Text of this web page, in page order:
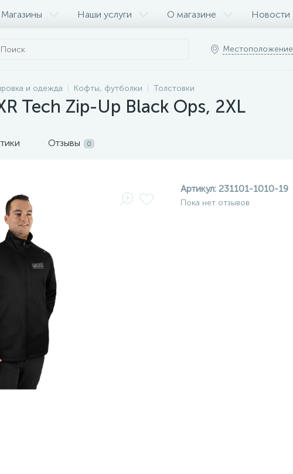
Магазины Наши услуги О магазине Новости
Местоположение
и одежда Кофты, футболки Толстовки
Tech Zip-Up Black Ops, 2XL
Отзывы 0
Артикул: 231101-1010-19
Пока нет отзывов